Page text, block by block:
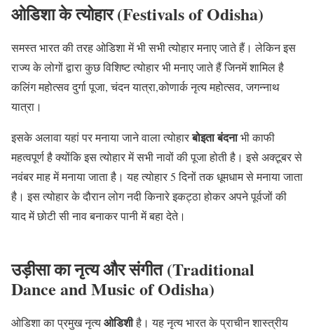
ओडिशा के त्योहार (Festivals of Odisha)
समस्त भारत की तरह ओडिशा में भी सभी त्योहार मनाए जाते हैं। लेकिन इस
राज्य के लोगों द्वारा कुछ विशिष्ट त्योहार भी मनाए जाते हैं जिनमें शामिल है
कलिंग महोत्सव दुर्गा पूजा, चंदन यात्रा,कोणार्क नृत्य महोत्सव, जगन्नाथ
यात्रा।
इसके अलावा यहां पर मनाया जाने वाला त्योहारबोइता बंदनाभी काफी
महत्वपूर्ण है क्योंकि इस त्योहार में सभी नावों की पूजा होती है। इसे अक्टूबर से
नवंबर माह में मनाया जाता है। यह त्योहार 5 दिनों तक धूमधाम से मनाया जाता
है। इस त्योहार के दौरान लोग नदी किनारे इकट्ठा होकर अपने पूर्वजों की
याद में छोटी सी नाव बनाकर पानी में बहा देते।
उड़ीसा का नृत्य और संगीत (Traditional
Dance and Music of Odisha)
ओडिशा का प्रमुख नृत्यओडिशीहै। यह नृत्य भारत के प्राचीन शास्त्रीय